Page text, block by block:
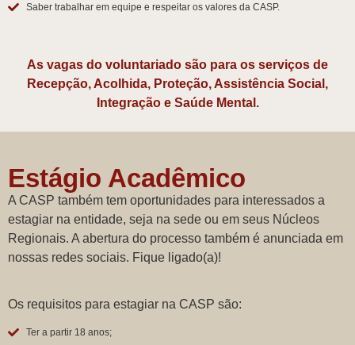
Saber trabalhar em equipe e respeitar os valores da CASP.
As vagas do voluntariado são para os serviços de
Recepção, Acolhida, Proteção, Assistência Social,
Integração e Saúde Mental.
Estágio Acadêmico
A CASP também tem oportunidades para interessados a
estagiar na entidade, seja na sede ou em seus Núcleos
Regionais. A abertura do processo também é anunciada em
nossas redes sociais. Fique ligado(a)!
Os requisitos para estagiar na CASP são:
Ter a partir 18 anos;